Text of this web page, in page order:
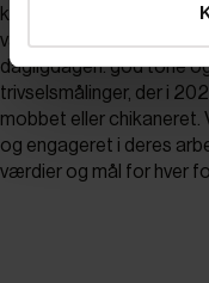
kompetencer og basis
være plads til at blive
dagligdagen: god tone
trivselsmålinger, der i
mobbet eller chikaneret.
og engageret i deres
værdier og mål for hver